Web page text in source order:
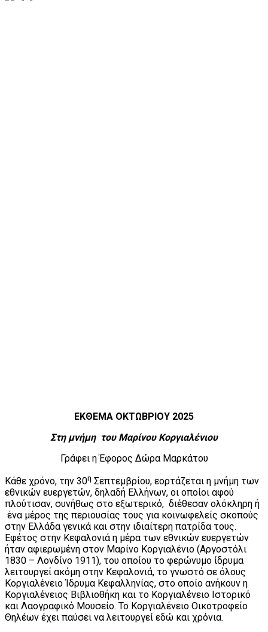
ΕΚΘΕΜΑ ΟΚΤΩΒΡΙΟΥ 2025
Στη μνήμη του Μαρίνου Κοργιαλένιου
Γράφει η Έφορος Δώρα Μαρκάτου
Κάθε χρόνο, την 30η Σεπτεμβρίου, εορτάζεται η μνήμη των
εθνικών ευεργετών, δηλαδή Ελλήνων, οι οποίοι αφού
πλούτισαν, συνήθως στο εξωτερικό, διέθεσαν ολόκληρη ή
ένα μέρος της περιουσίας τους για κοινωφελείς σκοπούς
στην Ελλάδα γενικά και στην ιδιαίτερη πατρίδα τους.
Εφέτος στην Κεφαλονιά η μέρα των εθνικών ευεργετών
ήταν αφιερωμένη στον Μαρίνο Κοργιαλένιο (Αργοστόλι
1830 – Λονδίνο 1911), του οποίου το φερώνυμο ίδρυμα
λειτουργεί ακόμη στην Κεφαλονιά, το γνωστό σε όλους
Κοργιαλένειο Ίδρυμα Κεφαλληνίας, στο οποίο ανήκουν η
Κοργιαλένειος Βιβλιοθήκη και το Κοργιαλένειο Ιστορικό
και Λαογραφικό Μουσείο. Το Κοργιαλένειο Οικοτροφείο
Θηλέων έχει παύσει να λειτουργεί εδώ και χρόνια.